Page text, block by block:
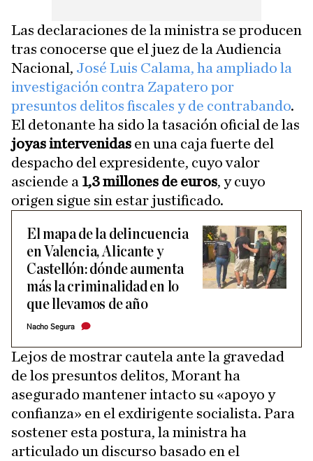
Las declaraciones de la ministra se producen
tras conocerse que el juez de la Audiencia
Nacional, José Luis Calama, ha ampliado la
investigación contra Zapatero por
presuntos delitos fiscales y de contrabando.
El detonante ha sido la tasación oficial de las
joyas intervenidas en una caja fuerte del
despacho del expresidente, cuyo valor
asciende a 1,3 millones de euros, y cuyo
origen sigue sin estar justificado.
El mapa de la delincuencia
en Valencia, Alicante y
Castellón: dónde aumenta
más la criminalidad en lo
que llevamos de año
Nacho Segura
Lejos de mostrar cautela ante la gravedad
de los presuntos delitos, Morant ha
asegurado mantener intacto su «apoyo y
confianza» en el exdirigente socialista. Para
sostener esta postura, la ministra ha
articulado un discurso basado en el